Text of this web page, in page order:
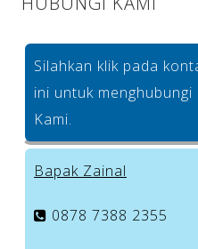
Silahkan klik pada
ini untuk menghubungi
Kami.
Bapak Zainal
0878 7388 2355